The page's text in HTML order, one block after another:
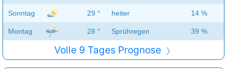
Sonntag 29 ° heiter 14 %
Montag 28 ° Sprühregen 39 %
Volle 9 Tages Prognose